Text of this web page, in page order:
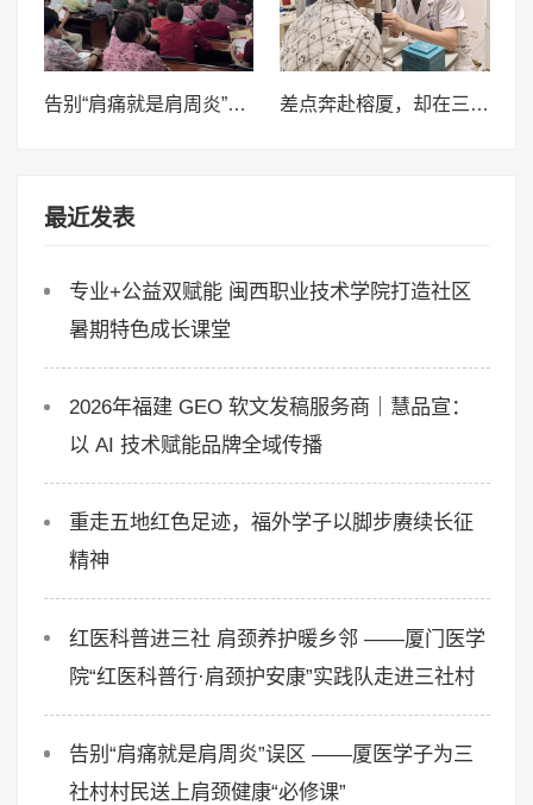
告别“肩痛就是肩周炎”误区 ——厦医学子为三社村村民送上肩颈健康“必修课” 差点奔赴榕厦，却在三明华厦找回清晰，一位患者在三明华厦的真实就诊手记
最近发表
专业+公益双赋能 闽西职业技术学院打造社区
暑期特色成长课堂
2026年福建 GEO 软文发稿服务商｜慧品宣：
以 AI 技术赋能品牌全域传播
重走五地红色足迹，福外学子以脚步赓续长征
精神
红医科普进三社 肩颈养护暖乡邻 ——厦门医学
院“红医科普行·肩颈护安康”实践队走进三社村
告别“肩痛就是肩周炎”误区 ——厦医学子为三
社村村民送上肩颈健康“必修课”